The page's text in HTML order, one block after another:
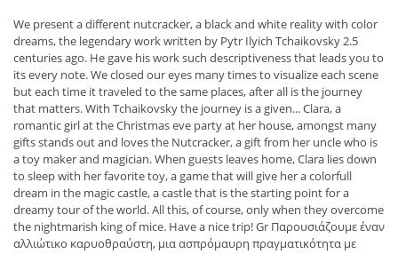
We present a different nutcracker, a black and white reality with color
dreams, the legendary work written by Pytr Ilyich Tchaikovsky 2.5
centuries ago. He gave his work such descriptiveness that leads you to
its every note. We closed our eyes many times to visualize each scene
but each time it traveled to the same places, after all is the journey
that matters. With Tchaikovsky the journey is a given... Clara, a
romantic girl at the Christmas eve party at her house, amongst many
gifts stands out and loves the Nutcracker, a gift from her uncle who is
a toy maker and magician. When guests leaves home, Clara lies down
to sleep with her favorite toy, a game that will give her a colorfull
dream in the magic castle, a castle that is the starting point for a
dreamy tour of the world. All this, of course, only when they overcome
the nightmarish king of mice. Have a nice trip! Gr Παρουσιάζουμε έναν
αλλιώτικο καρυοθραύστη, μια ασπρόμαυρη πραγματικότητα με